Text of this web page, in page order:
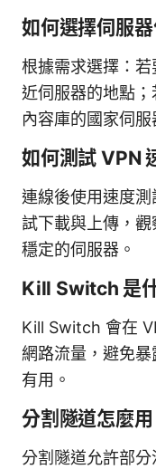
如何選擇伺服器
根據需求選擇：
近伺服器的地點
內容庫的國家伺服
如何測試 VPN
連線後使用速度
試下載與上傳，
穩定的伺服器。
Kill Switch 是
Kill Switch 會在
網路流量，避免
有用。
分割隧道怎麼用
分割隧道允許部分